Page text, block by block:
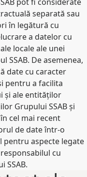
separată sau
în legătură cu
a datelor cu
locale ale unei
SSAB. De asemenea,
date cu caracter
pentru a facilita
și ale entităților
Grupului SSAB și
cel mai recent
de date într-o
aspecte legate
cu
SSAB.